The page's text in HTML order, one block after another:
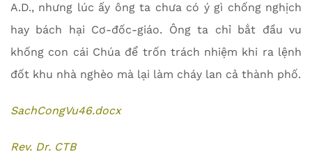
A.D., nhưng lúc ấy ông ta chưa có ý gì chống nghịch
hay bách hại Cơ-đốc-giáo. Ông ta chỉ bắt đầu vu
khống con cái Chúa để trốn trách nhiệm khi ra lệnh
đốt khu nhà nghèo mà lại làm cháy lan cả thành phố.
SachCongVu46.docx
Rev. Dr. CTB